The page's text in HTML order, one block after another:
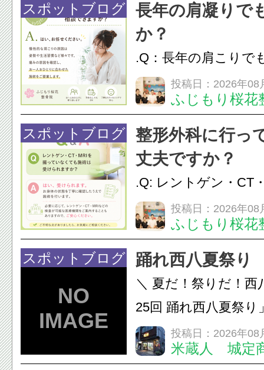
スポットブログ
長年の肩凝りで
か？
.Q：長年の肩こりで
か？A：はい、お任
性的な肩こりの原因
慣など様々です。痛
し、お一人おひとり
をご提案します。.#
投稿日：2026年08
ふじもり桜花
スポットブログ
整形外科に行っ
丈夫ですか？
.Q: レントゲン・CT
いなくても施術は受
A: はい、受けられま
態を丁寧に確認した
います。必要に応じ
ン・CT・MRIなどの
投稿日：2026年08
ふじもり桜花
スポットブログ 踊れ西八夏祭り
＼ 夏だ！祭りだ！西
25回 踊れ西八夏祭
てくる！ 伝統の【阿
情熱の【よさこいソ
投稿日：2026年08
米蔵人 城定